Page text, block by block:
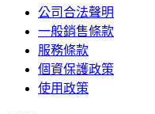
公司合法聲明
一般銷售條款
服務條款
個資保護政策
使用政策